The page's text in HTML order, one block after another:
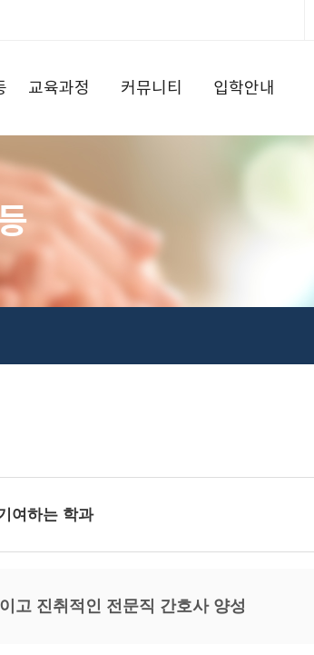
교육과정 커뮤니티 입학안내
여하는 학과
고 진취적인 전문직 간호사 양성